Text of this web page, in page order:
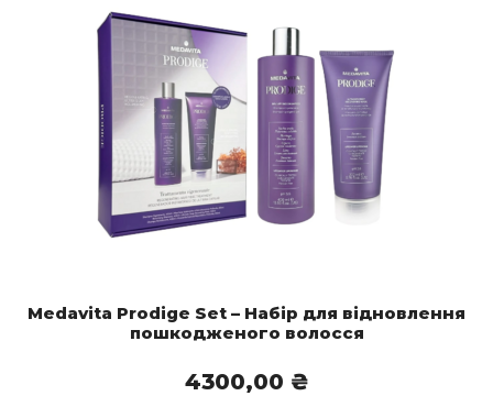
Medavita Prodige Set – Набір для відновлення
пошкодженого волосся
4300,00 ₴